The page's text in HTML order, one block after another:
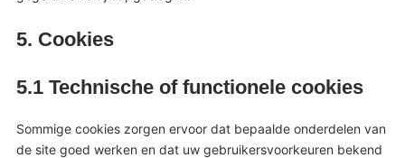
5. Cookies
5.1 Technische of functionele cookies
Sommige cookies zorgen ervoor dat bepaalde onderdelen van
de site goed werken en dat uw gebruikersvoorkeuren bekend